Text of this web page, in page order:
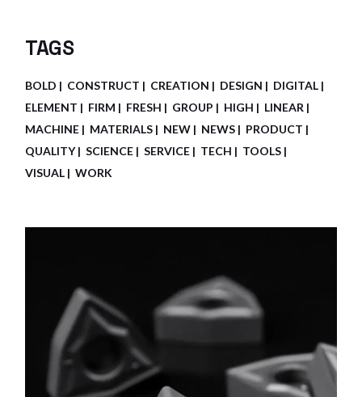
TAGS
BOLD CONSTRUCT CREATION DESIGN
DIGITAL
ELEMENT
FIRM FRESH GROUP HIGH
LINEAR
MACHINE
MATERIALS NEW NEWS
PRODUCT
QUALITY
SCIENCE SERVICE TECH
TOOLS
VISUAL
WORK